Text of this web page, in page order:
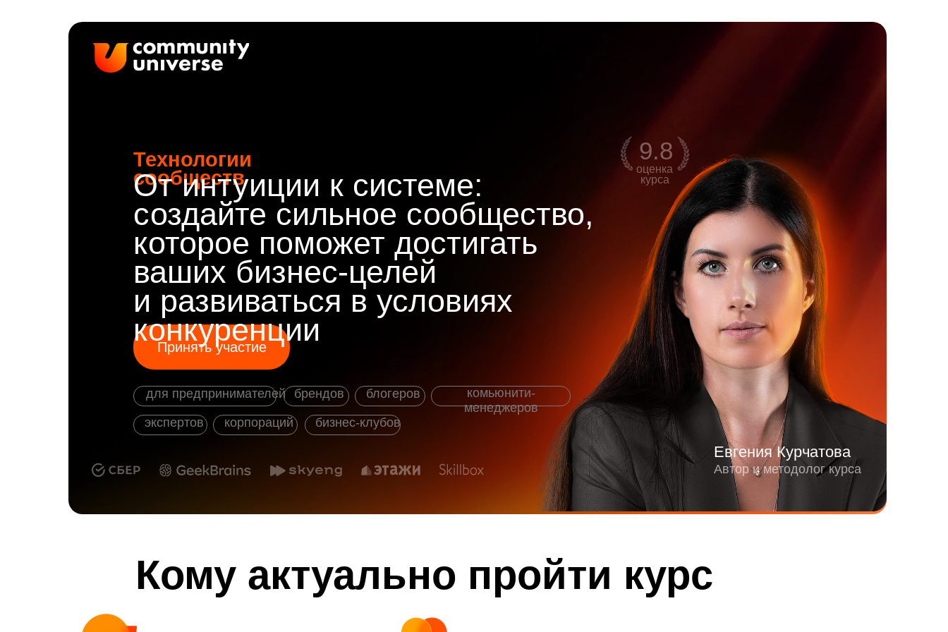
Технологии
сообществ
для предпринимателей брендов
экспертов корпораций бизнес-клубов
блогеров
комьюнити-
менеджеров
Евгения Курчатова
Автор и методолог курса
Принять участие
оценка
курса
9.8
От интуиции к системе:
создайте сильное сообщество,
которое поможет достигать
ваших бизнес-целей
и развиваться в условиях
конкуренции
Кому актуально пройти курс